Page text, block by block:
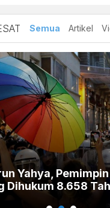
Semua Artikel
Yahya,
Dihukum 8.658